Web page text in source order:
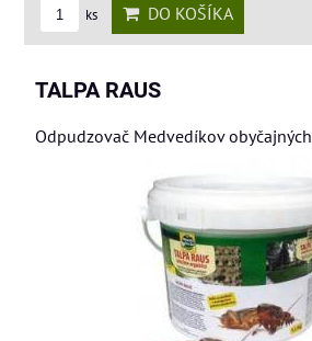
ks DO KOŠÍKA
TALPA RAUS
Odpudzovač Medvedíkov obyčajných